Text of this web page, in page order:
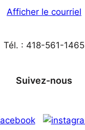
Afficher le courriel
Tél. : 418-561-1465
Suivez-nous